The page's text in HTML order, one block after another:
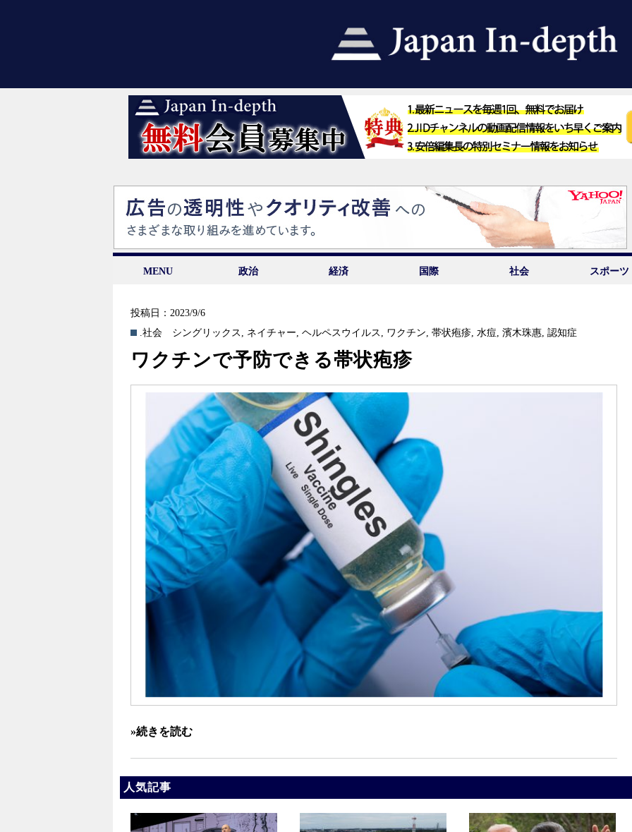
MENU 政治 経済 国際 社会 スポーツ
投稿日：2023/9/6
.社会
シングリックス , ネイチャー,ヘルペスウイルス , ワクチン,帯状疱疹,水痘,濱木珠惠,認知症
ワクチンで予防できる帯状疱疹
»続きを読む
人気記事